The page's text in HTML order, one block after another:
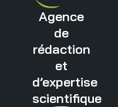
Agence
de
rédaction
et
d’expertise
scientifique